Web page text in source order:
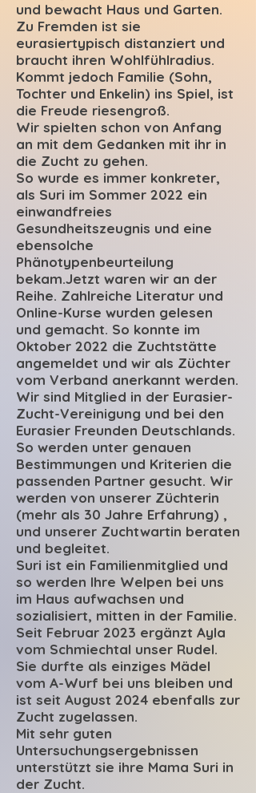
und bewacht Haus und Garten.
Zu Fremden ist sie
eurasiertypisch distanziert und
braucht ihren Wohlfühlradius.
Kommt jedoch Familie (Sohn,
Tochter und Enkelin) ins Spiel, ist
die Freude riesengroß.
Wir spielten schon von Anfang
an mit dem Gedanken mit ihr in
die Zucht zu gehen.
So wurde es immer konkreter,
als Suri im Sommer 2022 ein
einwandfreies
Gesundheitszeugnis und eine
ebensolche
Phänotypenbeurteilung
bekam.Jetzt waren wir an der
Reihe. Zahlreiche Literatur und
Online-Kurse wurden gelesen
und gemacht. So konnte im
Oktober 2022 die Zuchtstätte
angemeldet und wir als Züchter
vom Verband anerkannt werden.
Wir sind Mitglied in der Eurasier-
Zucht-Vereinigung und bei den
Eurasier Freunden Deutschlands.
So werden unter genauen
Bestimmungen und Kriterien die
passenden Partner gesucht. Wir
werden von unserer Züchterin
(mehr als 30 Jahre Erfahrung) ,
und unserer Zuchtwartin beraten
und begleitet.
Suri ist ein Familienmitglied und
so werden Ihre Welpen bei uns
im Haus aufwachsen und
sozialisiert, mitten in der Familie.
Seit Februar 2023 ergänzt Ayla
vom Schmiechtal unser Rudel.
Sie durfte als einziges Mädel
vom A-Wurf bei uns bleiben und
ist seit August 2024 ebenfalls zur
Zucht zugelassen.
Mit sehr guten
Untersuchungsergebnissen
unterstützt sie ihre Mama Suri in
der Zucht.